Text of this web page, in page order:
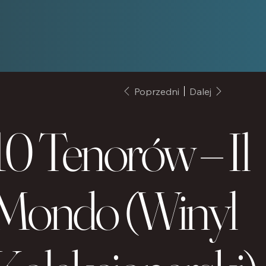
Poprzedni Dalej
Tenorów – Il
(Winyl